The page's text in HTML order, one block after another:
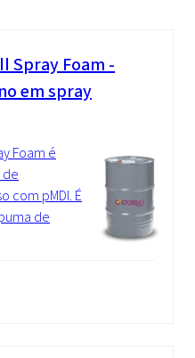
Spray Foam -
em spray
Foam é
de
com pMDI. É
de